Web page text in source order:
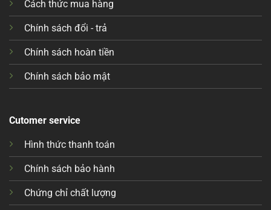
Cách thức mua hàng
Chính sách đổi - trả
Chính sách hoàn tiền
Chính sách bảo mật
Cutomer service
Hình thức thanh toán
Chính sách bảo hành
Chứng chỉ chất lượng